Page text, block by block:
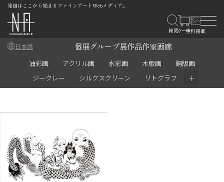
発信はここから始まるファインアートWebメディア。
日本語 個展グループ展作品作家画廊
油彩画 アクリル画 水彩画 木版画
銅版画
ジークレー
シルクスクリーン リトグラフ ＋